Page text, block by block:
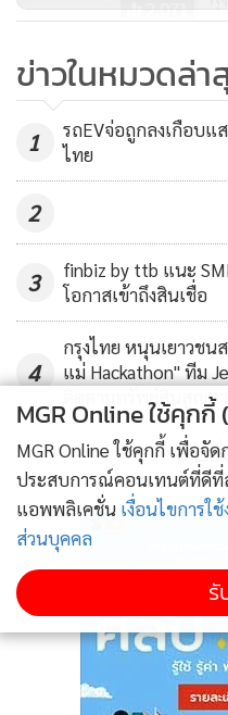
รอื่นๆ ที่ได้ออกมาสำหรับลูก
ขยายระยะเวลาผ่อนชำระ
"แม้ว่าภาคธุรกิจและการจ้า
และระยะเวลาของการแพร่
สถานการณ์โควิด-19 ยังมีคว
เศรษฐกิจ ตลอดเส้นทางกา
กล่าวเพิ่มเติม
2,071
241
ล
ข่าวในหมวดล่า
1
รถEVจ่อถูกลงเกือบแส
ไทย
2
3
finbiz by ttb แนะ
โอกาสเข้าถึงสินเชื่อ
4
กรุงไทย หนุนเยาวชน
แม่ Hackathon" ทีม
ติดตามทรัพย์สินสูญหาย
ข่าว
MGR Online ใช้คุกกี้
MGR Online ใช้คุกกี้ เพื่อจั
ประสบการณ์คอนเทนต์ที่ดีที่
แอพพลิเคชั่น เงื่อนไขการใ
ส่วนบุคคล
รั